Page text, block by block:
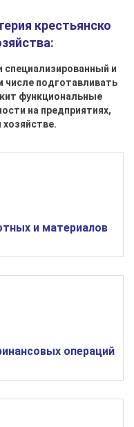
крестьянско
специализированный и
числе подготавливать
функциональные
на предприятиях,
и материалов
операций